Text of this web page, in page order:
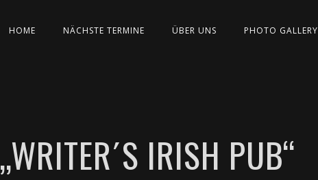
HOME NÄCHSTE TERMINE ÜBER UNS PHOTO GALLERY
„WRITER´S IRISH PUB“